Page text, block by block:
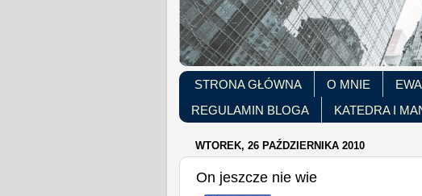
STRONA GŁÓWNA O MNIE
REGULAMIN BLOGA
KATEDRA I
WTOREK, 26 PAŹDZIERNIKA 2010
On jeszcze nie wie